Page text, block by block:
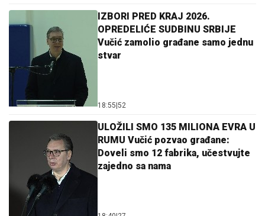
IZBORI PRED KRAJ 2026.
OPREDELIĆE SUDBINU SRBIJE
Vučić zamolio građane samo jednu
stvar
18:55 52
ULOŽILI SMO 135 MILIONA EVRA U
RUMU Vučić pozvao građane:
Doveli smo 12 fabrika, učestvujte
zajedno sa nama